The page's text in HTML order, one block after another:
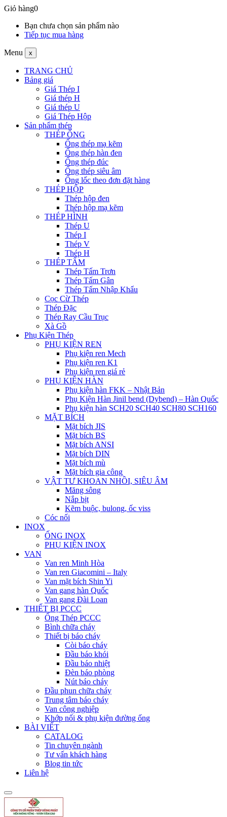
Giỏ hàng0
Bạn chưa chọn sản phẩm nào
Tiếp tục mua hàng
Menu x
TRANG CHỦ
Bảng giá
Giá Thép I
Giá thép H
Giá thép U
Giá Thép Hộp
Sản phẩm thép
THÉP ỐNG
Ống thép mạ kẽm
Ống thép hàn đen
Ống thép đúc
Ống thép siêu âm
Ống lốc theo đơn đặt hàng
THÉP HỘP
Thép hộp đen
Thép hộp mạ kẽm
THÉP HÌNH
Thép U
Thép I
Thép V
Thép H
THÉP TẤM
Thép Tấm Trơn
Thép Tấm Gân
Thép Tấm Nhập Khẩu
Cọc Cừ Thép
Thép Đặc
Thép Ray Cầu Trục
Xà Gồ
Phụ Kiện Thép
PHỤ KIỆN REN
Phụ kiện ren Mech
Phụ kiện ren K1
Phụ kiện ren giá rẻ
PHỤ KIỆN HÀN
Phụ kiện hàn FKK – Nhật Bản
Phụ Kiện Hàn Jinil bend (Dybend) – Hàn Quốc
Phụ kiện hàn SCH20 SCH40 SCH80 SCH160
MẶT BÍCH
Mặt bích JIS
Mặt bích BS
Mặt bích ANSI
Mặt bích DIN
Mặt bích mù
Mặt bích gia công
VẬT TƯ KHOAN NHỒI, SIÊU ÂM
Măng sông
Nắp bịt
Kẽm buộc, bulong, ốc viss
Cóc nối
INOX
ỐNG INOX
PHỤ KIỆN INOX
VAN
Van ren Minh Hòa
Van ren Giacomini – Italy
Van mặt bích Shin Yi
Van gang hàn Quốc
Van gang Đài Loan
THIẾT BỊ PCCC
Ống Thép PCCC
Bình chữa cháy
Thiết bị báo cháy
Còi báo cháy
Đầu báo khói
Đầu báo nhiệt
Đèn báo phòng
Nút báo cháy
Đầu phun chữa cháy
Trung tâm báo cháy
Van công nghiệp
Khớp nối & phụ kiện đường ống
BÀI VIẾT
CATALOG
Tin chuyên ngành
Tư vấn khách hàng
Blog tin tức
Liên hệ